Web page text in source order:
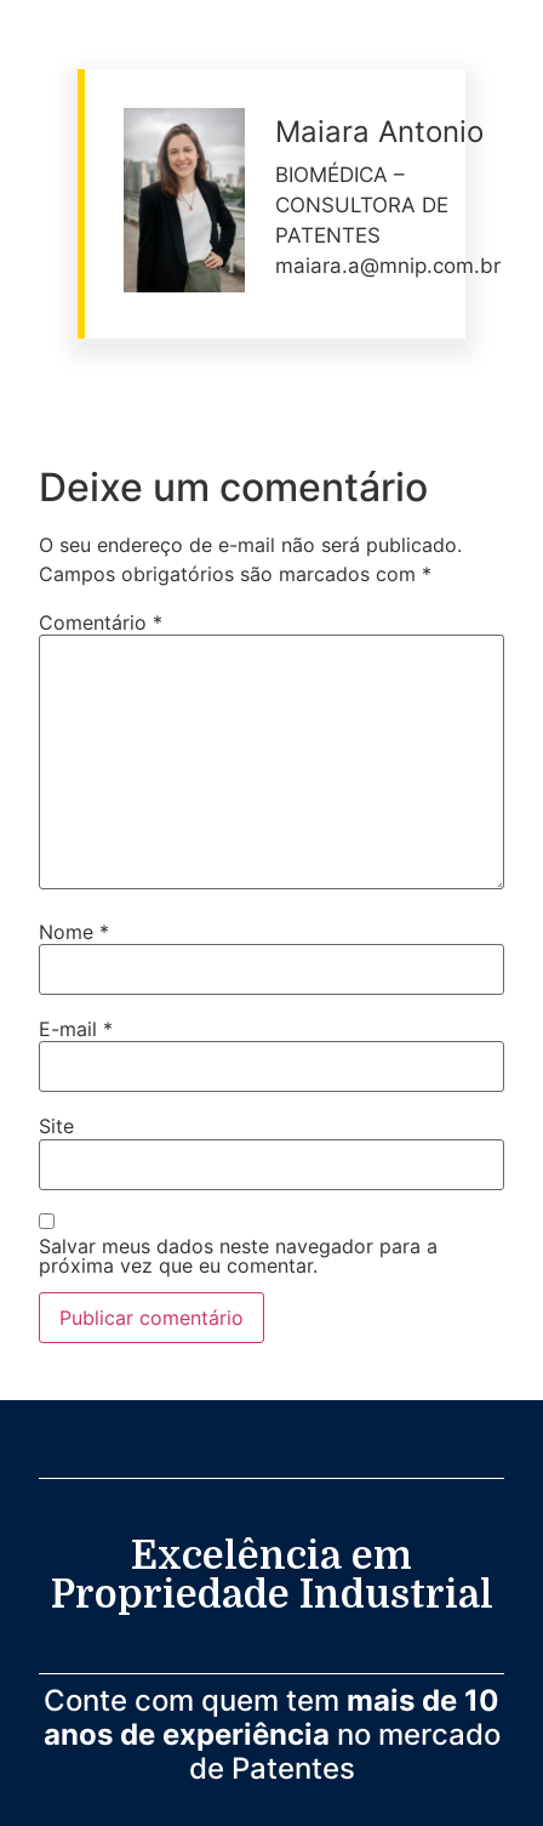
Maiara Antonio
BIOMÉDICA –
CONSULTORA DE
PATENTES
maiara.a@mnip.com.br
Deixe um comentário
O seu endereço de e-mail não será publicado.
Campos obrigatórios são marcados com *
Comentário *
Nome *
E-mail *
Site
Salvar meus dados neste navegador para a
próxima vez que eu comentar.
Excelência em
Propriedade Industrial
Conte com quem tem mais de 10
anos de experiência no mercado
de Patentes